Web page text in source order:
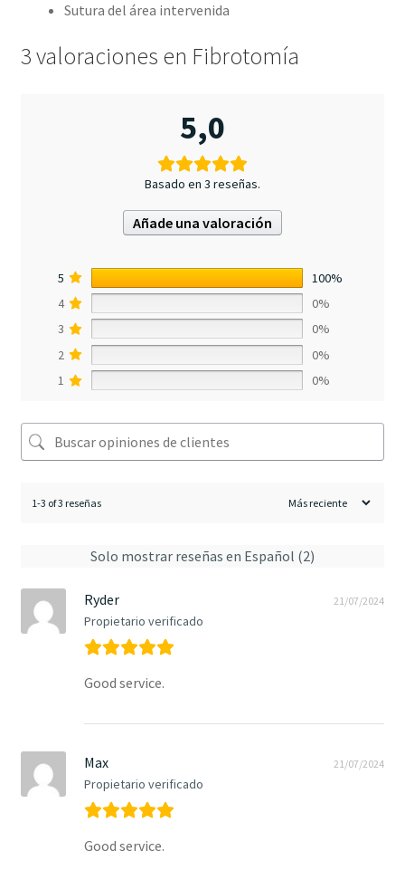
Sutura del área intervenida
3 valoraciones en Fibrotomía
5,0
Basado en 3 reseñas.
Añade una valoración
5
100%
4
0%
3
0%
2
0%
1
0%
1-3 of 3 reseñas
Solo mostrar reseñas en Español (2)
Ryder
Propietario verificado
21/07/2024
Good service.
Max
Propietario verificado
21/07/2024
Good service.